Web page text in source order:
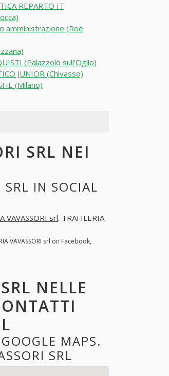
REPARTO IT
amministrazione (Roè
(Palazzolo sull'Oglio)
JUNIOR (Chivasso)
(Milano)
SRL NEI
SRL IN SOCIAL
VAVASSORI srl. TRAFILERIA
VAVASSORI srl on Facebook,
NELLE
MAPS.
SRL